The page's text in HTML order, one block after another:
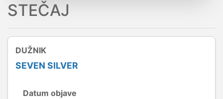
STEČAJ
DUŽNIK
SEVEN SILVER
Datum objave